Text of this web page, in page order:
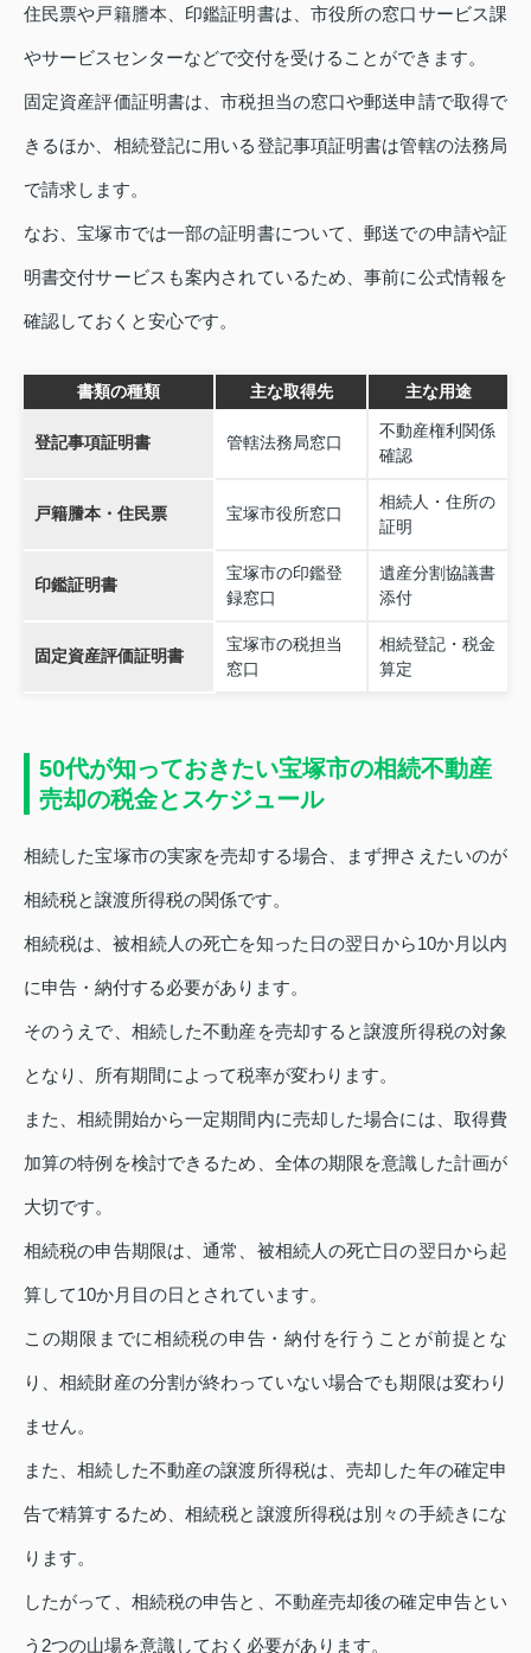
住民票や戸籍謄本、印鑑証明書は、市役所の窓口サービス課
やサービスセンターなどで交付を受けることができます。
固定資産評価証明書は、市税担当の窓口や郵送申請で取得で
きるほか、相続登記に用いる登記事項証明書は管轄の法務局
で請求します。
なお、宝塚市では一部の証明書について、郵送での申請や証
明書交付サービスも案内されているため、事前に公式情報を
確認しておくと安心です。
書類の種類 主な取得先 主な用途
登記事項証明書 管轄法務局窓口
不動産権利関係
確認
戸籍謄本・住民票 宝塚市役所窓口
相続人・住所の
証明
印鑑証明書
宝塚市の印鑑登
録窓口
遺産分割協議書
添付
固定資産評価証明書
宝塚市の税担当
窓口
相続登記・税金
算定
50代が知っておきたい宝塚市の相続不動産
売却の税金とスケジュール
相続した宝塚市の実家を売却する場合、まず押さえたいのが
相続税と譲渡所得税の関係です。
相続税は、被相続人の死亡を知った日の翌日から10か月以内
に申告・納付する必要があります。
そのうえで、相続した不動産を売却すると譲渡所得税の対象
となり、所有期間によって税率が変わります。
また、相続開始から一定期間内に売却した場合には、取得費
加算の特例を検討できるため、全体の期限を意識した計画が
大切です。
相続税の申告期限は、通常、被相続人の死亡日の翌日から起
算して10か月目の日とされています。
この期限までに相続税の申告・納付を行うことが前提とな
り、相続財産の分割が終わっていない場合でも期限は変わり
ません。
また、相続した不動産の譲渡所得税は、売却した年の確定申
告で精算するため、相続税と譲渡所得税は別々の手続きにな
ります。
したがって、相続税の申告と、不動産売却後の確定申告とい
う2つの山場を意識しておく必要があります。